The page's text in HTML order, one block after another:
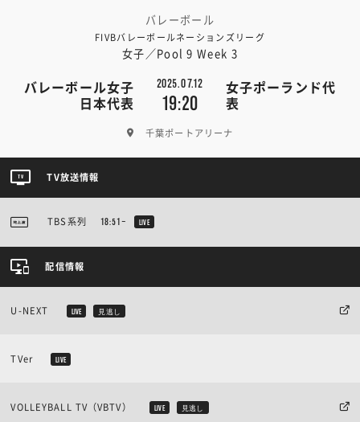
バレーボール
FIVBバレーボールネーションズリーグ
女子／Pool 9 Week 3
バレーボール女子
日本代表
2025.07.12
19:20
女子ポーランド代
表
千葉ポートアリーナ
TV放送情報
TBS系列 18:51~ LIVE
配信情報
U-NEXT LIVE 見逃し
TVer LIVE
VOLLEYBALL TV（VBTV） LIVE 見逃し